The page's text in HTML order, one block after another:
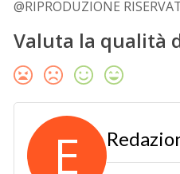
@RIPRODUZIONE
Valuta la qualità
E